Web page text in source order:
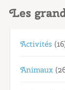
Les
Activités
Animaux